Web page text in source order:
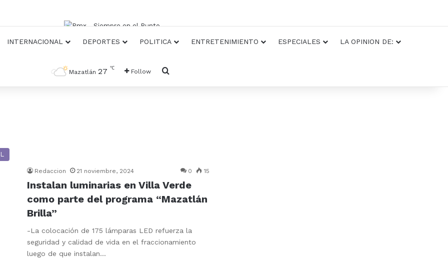
INTERNACIONAL DEPORTES POLITICA ENTRETENIMIENTO ESPECIALES LA OPINION DE:
Mazatlán 27 ℃ Follow
Redaccion 21 noviembre, 2024 0 15
Instalan luminarias en Villa Verde
como parte del programa “Mazatlán
Brilla”
-La colocación de 175 lámparas LED refuerza la
seguridad y calidad de vida en el fraccionamiento
luego de que instalan…